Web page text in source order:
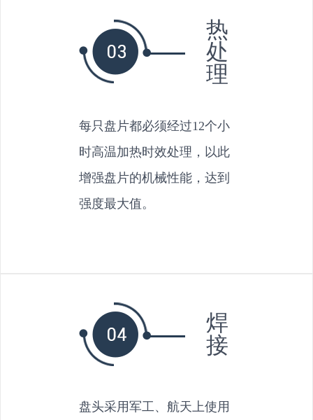
热
处
理
每只盘片都必须经过12个小
时高温加热时效处理，以此
增强盘片的机械性能，达到
强度最大值。
焊
接
盘头采用军工、航天上使用